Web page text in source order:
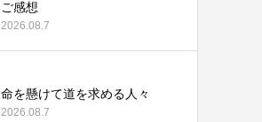
ご感想
2026.08.7
命を懸けて道を求める人々
2026.08.7